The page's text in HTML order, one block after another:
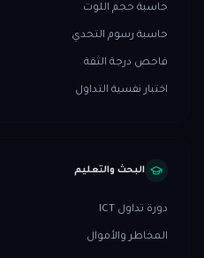
حاسبة حجم اللوت
حاسبة رسوم التحدي
فاحص درجة الثقة
اختبار نفسية التداول
البحث والتعليم
دورة تداول ICT
المخاطر والأموال